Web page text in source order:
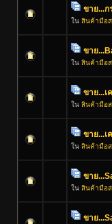
ขาย...ก
ใน สินค้ามือ
ขาย
ใน สินค้ามือ
ขาย...
ใน สินค้ามือ
ขาย...เ
ใน สินค้ามือ
ขาย
ใน สินค้ามือ
ขาย